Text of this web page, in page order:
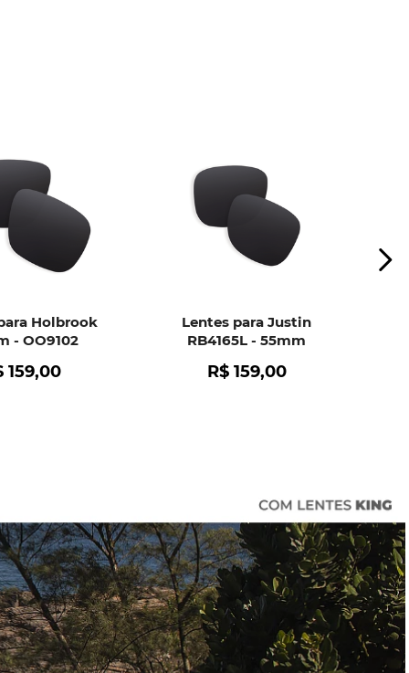
Holbrook
- OO9102
159,00
Lentes para Justin
RB4165L - 55mm
R$ 159,00